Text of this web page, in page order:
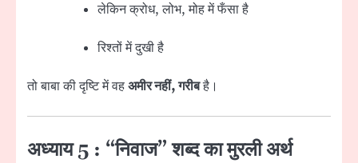
लेकिन क्रोध, लोभ, मोह में फँसा है
रिश्तों में दुखी है
तो बाबा की दृष्टि में वहअमीर नहीं, गरीबहै।
अध्याय 5 : “निवाज” शब्द का मुरली अर्थ